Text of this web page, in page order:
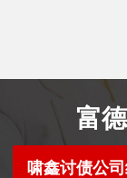
富
啸鑫讨债公